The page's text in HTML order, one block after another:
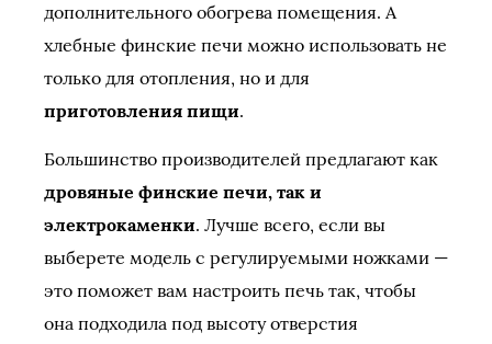
дополнительного обогрева помещения. А
хлебные финские печи можно использовать не
только для отопления, но и для
приготовления пищи.
Большинство производителей предлагают как
дровяные финские печи, так и
электрокаменки. Лучше всего, если вы
выберете модель с регулируемыми ножками —
это поможет вам настроить печь так, чтобы
она подходила под высоту отверстия